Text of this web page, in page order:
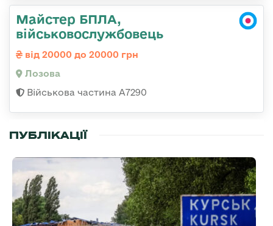
Майстер БПЛА,
військовослужбовець
від 20000 до 20000 грн
Лозова
Військова частина А7290
ПУБЛІКАЦІЇ